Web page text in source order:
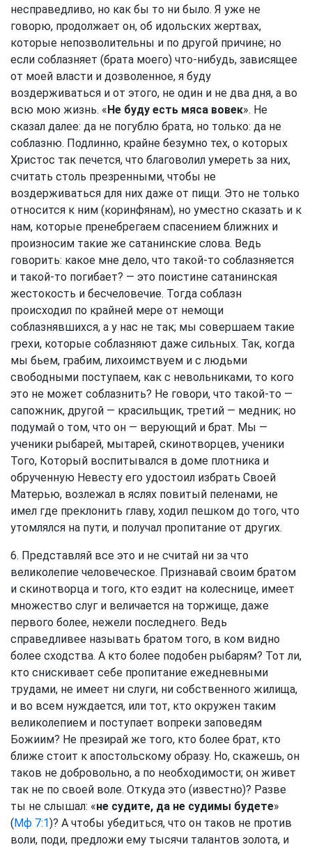
несправедливо, но как бы то ни было. Я уже не
говорю, продолжает он, об идольских жертвах,
которые непозволительны и по другой причине; но
если соблазняет (брата моего) что-нибудь, зависящее
от моей власти и дозволенное, я буду
воздерживаться и от этого, не один и не два дня, а во
всю мою жизнь. «Не буду есть мяса вовек». Не
сказал далее: да не погублю брата, но только: да не
соблазню. Подлинно, крайне безумно тех, о которых
Христос так печется, что благоволил умереть за них,
считать столь презренными, чтобы не
воздерживаться для них даже от пищи. Это не только
относится к ним (коринфянам), но уместно сказать и к
нам, которые пренебрегаем спасением ближних и
произносим такие же сатанинские слова. Ведь
говорить: какое мне дело, что такой-то соблазняется
и такой-то погибает? — это поистине сатанинская
жестокость и бесчеловечие. Тогда соблазн
происходил по крайней мере от немощи
соблазнявшихся, а у нас не так; мы совершаем такие
грехи, которые соблазняют даже сильных. Так, когда
мы бьем, грабим, лихоимствуем и с людьми
свободными поступаем, как с невольниками, то кого
это не может соблазнить? Не говори, что такой-то —
сапожник, другой — красильщик, третий — медник; но
подумай о том, что он — верующий и брат. Мы —
ученики рыбарей, мытарей, скинотворцев, ученики
Того, Который воспитывался в доме плотника и
обрученную Невесту его удостоил избрать Своей
Матерью, возлежал в яслях повитый пеленами, не
имел где преклонить главу, ходил пешком до того, что
утомлялся на пути, и получал пропитание от других.
6. Представляй все это и не считай ни за что
великолепие человеческое. Признавай своим братом
и скинотворца и того, кто ездит на колеснице, имеет
множество слуг и величается на торжище, даже
первого более, нежели последнего. Ведь
справедливее называть братом того, в ком видно
более сходства. А кто более подобен рыбарям? Тот ли,
кто снискивает себе пропитание ежедневными
трудами, не имеет ни слуги, ни собственного жилища,
и во всем нуждается, или тот, кто окружен таким
великолепием и поступает вопреки заповедям
Божиим? Не презирай же того, кто более брат, кто
ближе стоит к апостольскому образу. Но, скажешь, он
таков не добровольно, а по необходимости; он живет
так не по своей воле. Откуда это (известно)? Разве
ты не слышал: «не судите, да не судимы будете»
(Мф 7:1)? А чтобы убедиться, что он таков не против
воли, поди, предложи ему тысячи талантов золота, и